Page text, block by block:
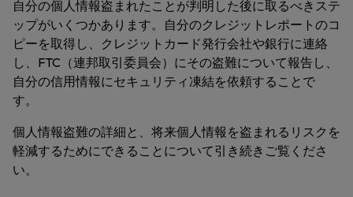
自分の個人情報盗まれたことが判明した後に取るべきステ
ップがいくつかあります。自分のクレジットレポートのコ
ピーを取得し、クレジットカード発行会社や銀行に連絡
し、FTC（連邦取引委員会）にその盗難について報告し、
自分の信用情報にセキュリティ凍結を依頼することで
す。
個人情報盗難の詳細と、将来個人情報を盗まれるリスクを
軽減するためにできることについて引き続きご覧くださ
い。